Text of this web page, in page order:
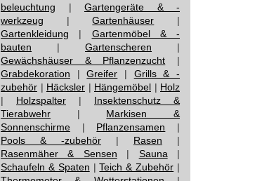
beleuchtung | Gartengeräte & -
werkzeug |Gartenhäuser |
Gartenkleidung | Gartenmöbel & -
bauten | Gartenscheren |
Gewächshäuser & Pflanzenzucht |
Grabdekoration |Greifer | Grills & -
zubehör | Häcksler | Hängemöbel | Holz
| Holzspalter | Insektenschutz &
Tierabwehr | Markisen &
Sonnenschirme | Pflanzensamen |
Pools & -zubehör | Rasen |
Rasenmäher & Sensen | Sauna |
Schaufeln & Spaten |Teich & Zubehör |